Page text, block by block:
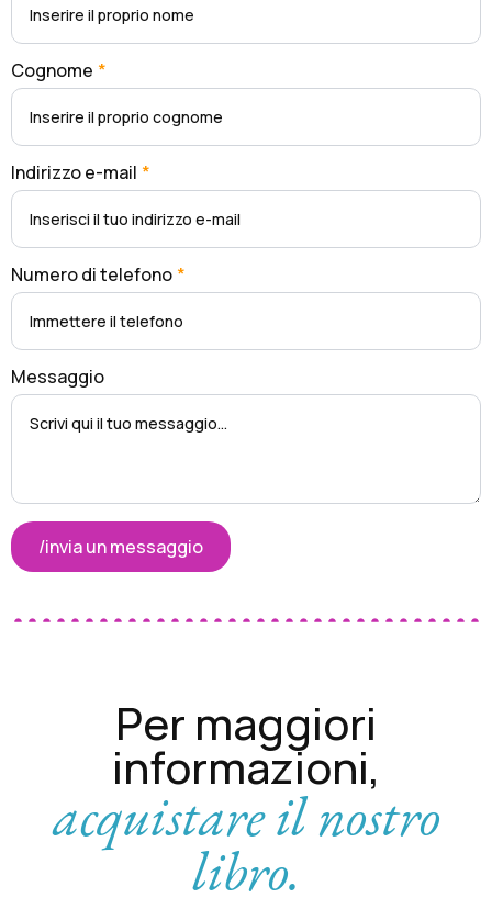
Cognome *
Indirizzo e-mail *
Numero di telefono *
Messaggio
/invia un messaggio
Per maggiori
informazioni,
acquistare il nostro
libro.